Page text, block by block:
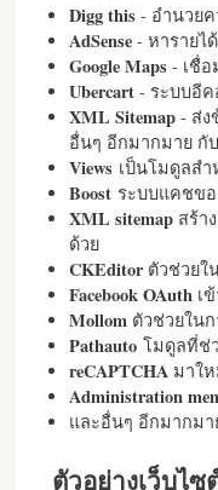
Digg this- อำนวยค
AdSense- หารายได้
Google Maps- เชื่อ
Ubercart- ระบบอีค
XML Sitemap- ส่ง
อื่นๆ อีกมากมาย
Views เป็นโมดูลสำ
Boost ระบบแคชข
XML sitemapสร้าง
ด้วย
CKEditorตัวช่วยใ
Facebook OAuth เ
Mollom ตัวช่วยใน
Pathautoโมดูลที่ช่ว
reCAPTCHA มาใ
Administration
และอื่นๆ อีกมากมา
ตัวอย่างเว็บไ